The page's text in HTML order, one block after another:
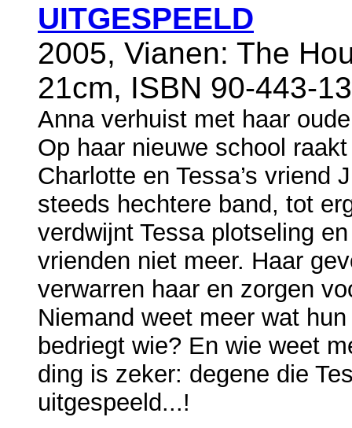
UITGESPEELD
2005, Vianen: The
21cm, ISBN 90-443-
Anna verhuist met haar
Op haar nieuwe school
Charlotte en Tessa’s vriend
steeds hechtere band, tot
verdwijnt Tessa plotseling
vrienden niet meer. Haar
verwarren haar en zorgen
Niemand weet meer wat
bedriegt wie? En wie weet
ding is zeker: degene die
uitgespeeld...!